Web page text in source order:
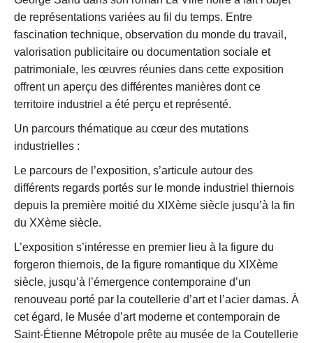
de représentations variées au fil du temps. Entre
fascination technique, observation du monde du travail,
valorisation publicitaire ou documentation sociale et
patrimoniale, les œuvres réunies dans cette exposition
offrent un aperçu des différentes manières dont ce
territoire industriel a été perçu et représenté.
Un parcours thématique au cœur des mutations
industrielles :
Le parcours de l’exposition, s’articule autour des
différents regards portés sur le monde industriel thiernois
depuis la première moitié du XIXème siècle jusqu’à la fin
du XXème siècle.
L’exposition s’intéresse en premier lieu à la figure du
forgeron thiernois, de la figure romantique du XIXème
siècle, jusqu’à l’émergence contemporaine d’un
renouveau porté par la coutellerie d’art et l’acier damas. À
cet égard, le Musée d’art moderne et contemporain de
Saint-Étienne Métropole prête au musée de la Coutellerie